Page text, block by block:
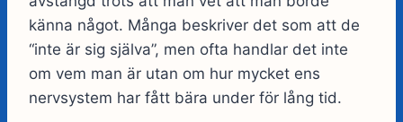
känna något. Många beskriver det som att de
“inte är sig själva”, men ofta handlar det inte
om vem man är utan om hur mycket ens
nervsystem har fått bära under för lång tid.